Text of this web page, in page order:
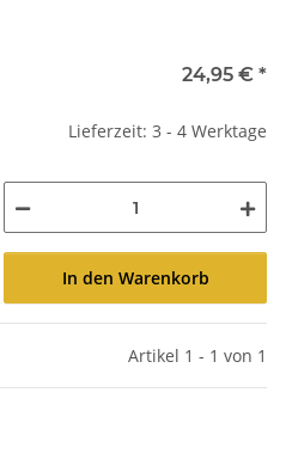
24,95 € *
Lieferzeit: 3 - 4 Werktage
In den Warenkorb
Artikel 1 - 1 von 1